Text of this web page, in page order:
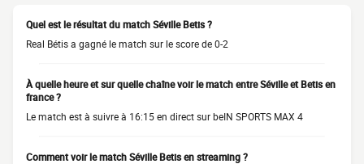
Quel est le résultat du match Séville Betis ?
Real Bétis a gagné le match sur le score de 0-2
À quelle heure et sur quelle chaîne voir le match entre Séville et Betis en
france ?
Le match est à suivre à 16:15 en direct sur beIN SPORTS MAX 4
Comment voir le match Séville Betis en streaming ?